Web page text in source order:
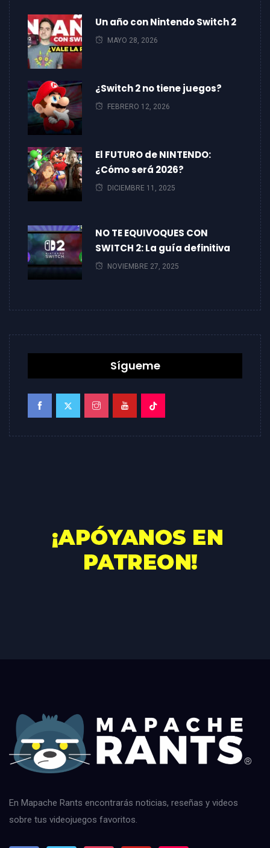
Un año con Nintendo Switch 2
MAYO 28, 2026
¿Switch 2 no tiene juegos?
FEBRERO 12, 2026
El FUTURO de NINTENDO:
¿Cómo será 2026?
DICIEMBRE 11, 2025
NO TE EQUIVOQUES CON
SWITCH 2: La guía definitiva
NOVIEMBRE 27, 2025
Sígueme
En Mapache Rants encontrarás noticias, reseñas y videos
sobre tus videojuegos favoritos.